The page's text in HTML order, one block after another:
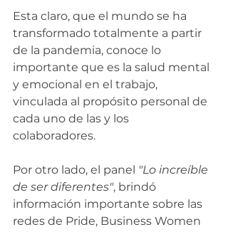
Esta claro, que el mundo se ha
transformado totalmente a partir
de la pandemia, conoce lo
importante que es la salud mental
y emocional en el trabajo,
vinculada al propósito personal de
cada uno de las y los
colaboradores.
Por otro lado, el panel "Lo increíble
de ser diferentes", brindó
información importante sobre las
redes de Pride, Business Women